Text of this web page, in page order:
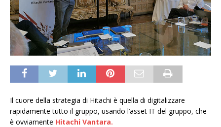
Il cuore della strategia di Hitachi è quella di digitalizzare
rapidamente tutto il gruppo, usando l’asset IT del gruppo, che
è ovviamente Hitachi Vantara.